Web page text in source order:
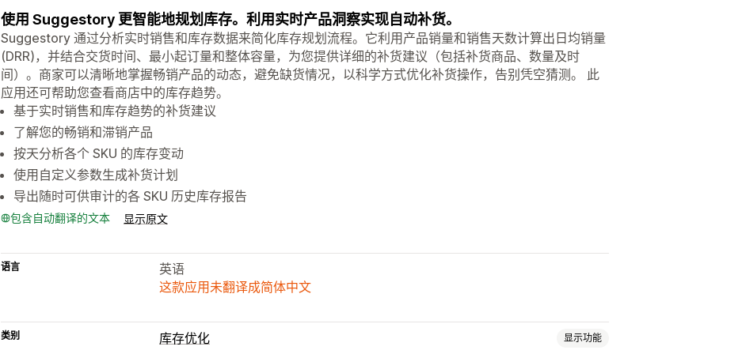
使用 Suggestory 更智能地规划库存。利用实时产品洞察实现自动补货。
Suggestory 通过分析实时销售和库存数据来简化库存规划流程。它利用产品销量和销售天数计算出日均销量
(DRR)，并结合交货时间、最小起订量和整体容量，为您提供详细的补货建议（包括补货商品、数量及时
间）。商家可以清晰地掌握畅销产品的动态，避免缺货情况，以科学方式优化补货操作，告别凭空猜测。 此
应用还可帮助您查看商店中的库存趋势。
基于实时销售和库存趋势的补货建议
了解您的畅销和滞销产品
按天分析各个 SKU 的库存变动
使用自定义参数生成补货计划
导出随时可供审计的各 SKU 历史库存报告
包含自动翻译的文本 显示原文
语言
英语
这款应用未翻译成简体中文
类别 库存优化 显示功能